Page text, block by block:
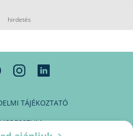
hirdetés
TÁJÉKOZTATÓ